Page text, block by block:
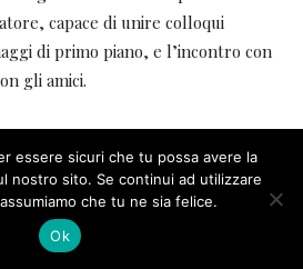
essere sicuri che tu possa avere la
nostro sito. Se continui ad utilizzare
che tu ne sia felice.
Ok